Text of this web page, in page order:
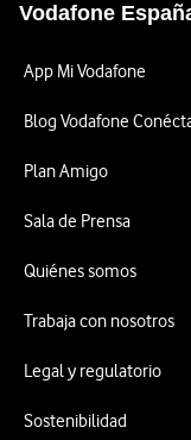
Vodafone
App Mi Vodafone
Blog Vodafone
Plan Amigo
Sala de Prensa
Quiénes somos
Trabaja con nosotros
Legal y regulatorio
Sostenibilidad